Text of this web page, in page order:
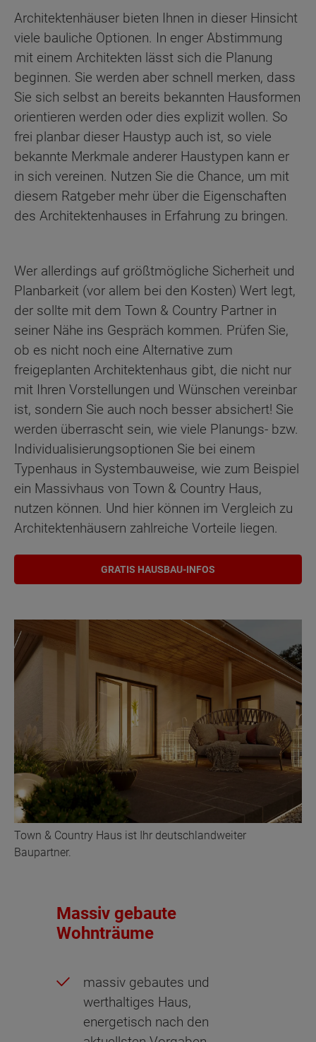
Architektenhäuser bieten Ihnen in dieser Hinsicht
viele bauliche Optionen. In enger Abstimmung
mit einem Architekten lässt sich die Planung
beginnen. Sie werden aber schnell merken, dass
Sie sich selbst an bereits bekannten Hausformen
orientieren werden oder dies explizit wollen. So
frei planbar dieser Haustyp auch ist, so viele
bekannte Merkmale anderer Haustypen kann er
in sich vereinen. Nutzen Sie die Chance, um mit
diesem Ratgeber mehr über die Eigenschaften
des Architektenhauses in Erfahrung zu bringen.
Wer allerdings auf größtmögliche Sicherheit und
Planbarkeit (vor allem bei den Kosten) Wert legt,
der sollte mit dem Town & Country Partner in
seiner Nähe ins Gespräch kommen. Prüfen Sie,
ob es nicht noch eine Alternative zum
freigeplanten Architektenhaus gibt, die nicht nur
mit Ihren Vorstellungen und Wünschen vereinbar
ist, sondern Sie auch noch besser absichert! Sie
werden überrascht sein, wie viele Planungs- bzw.
Individualisierungsoptionen Sie bei einem
Typenhaus in Systembauweise, wie zum Beispiel
ein Massivhaus von Town & Country Haus,
nutzen können. Und hier können im Vergleich zu
Architektenhäusern zahlreiche Vorteile liegen.
GRATIS HAUSBAU-INFOS
Town & Country Haus ist Ihr deutschlandweiter
Baupartner.
Massiv gebaute
Wohnträume
massiv gebautes und
werthaltiges Haus,
energetisch nach den